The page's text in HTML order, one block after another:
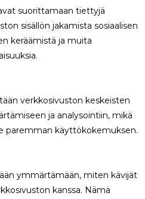
suorittamaan tiettyjä
sisällön jakamista sosiaalisen
keräämistä ja muita
verkkosivuston keskeisten
ja analysointiin, mikä
paremman käyttökokemuksen.
ymmärtämään, miten kävijät
kanssa. Nämä